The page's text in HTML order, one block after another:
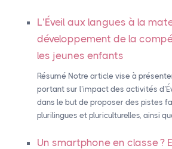
L’Éveil aux langues à la
développement de la
les jeunes enfants
Résumé Notre article vise à
portant sur l’impact des activités
dans le but de proposer des pistes
plurilingues et pluriculturelles, ainsi
Un smartphone en classe?